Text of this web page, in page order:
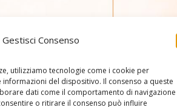
Gestisci Consenso
utilizziamo tecnologie come i cookie per
del dispositivo. Il consenso a queste
dati come il comportamento di
o ritirare il consenso può influire